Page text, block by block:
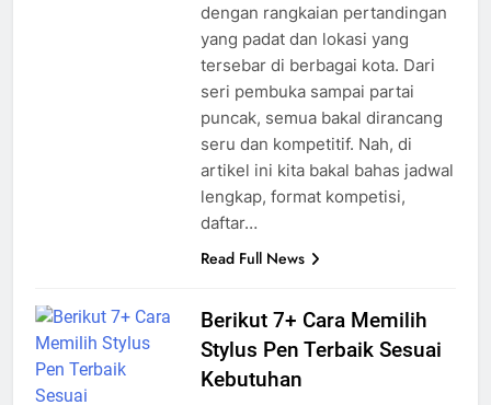
dengan rangkaian pertandingan
yang padat dan lokasi yang
tersebar di berbagai kota. Dari
seri pembuka sampai partai
puncak, semua bakal dirancang
seru dan kompetitif. Nah, di
artikel ini kita bakal bahas jadwal
lengkap, format kompetisi,
daftar…
Read Full News
Berikut 7+ Cara Memilih
Stylus Pen Terbaik Sesuai
Kebutuhan